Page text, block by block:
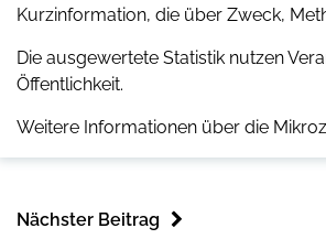
Kurzinformation, die über Zweck,
Die ausgewertete Statistik nutzen
Öffentlichkeit.
Weitere Informationen über die
Nächster Beitrag